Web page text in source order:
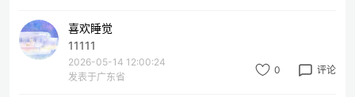
喜欢睡觉
11111
2026-05-14 12:00:24
发表于广东省
0 评论